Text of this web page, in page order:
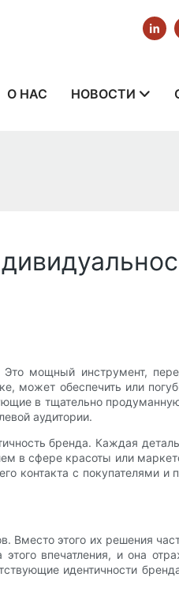
О НАС НОВОСТИ
Это мощный инструмент,
может обеспечить или
в тщательно
аудитории.
бренда. Каждая
в сфере красоты или
контакта с покупателями и
Вместо этого их решения
впечатления, и она
идентичности